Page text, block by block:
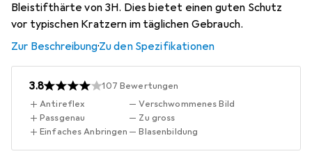
Bleistifthärte von 3H. Dies bietet einen guten Schutz
vor typischen Kratzern im täglichen Gebrauch.
Zur Beschreibung·Zu den Spezifikationen
3.8 107 Bewertungen
Antireflex
Passgenau
Einfaches Anbringen
Verschwommenes Bild
Zu gross
Blasenbildung